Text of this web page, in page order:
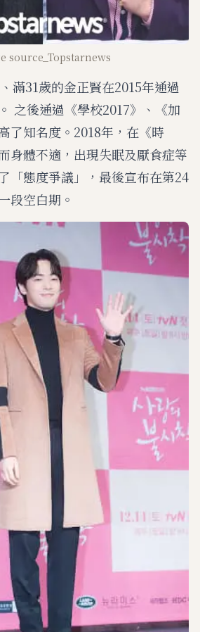
source_Topstarnews
滿31歲的金正賢在2015年通過
之後通過《學校2017》、《加
了知名度。2018年，在《時
身體不適，出現失眠及厭食症等
「態度爭議」，最後宣布在第24
段空白期。